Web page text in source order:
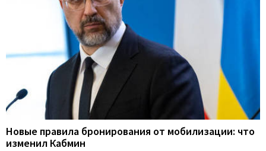
Новые правила бронирования от мобилизации: что
изменил Кабмин